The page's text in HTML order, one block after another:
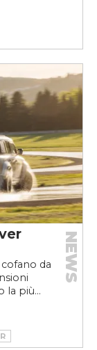
da
la più...
NEWS